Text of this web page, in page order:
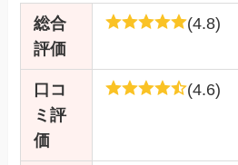
総合
評価
(4.8)
口コ
ミ評
価
(4.6)